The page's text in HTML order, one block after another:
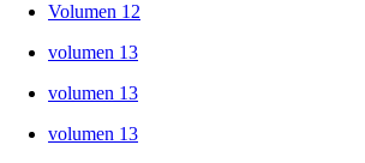
Volumen 12
volumen 13
volumen 13
volumen 13